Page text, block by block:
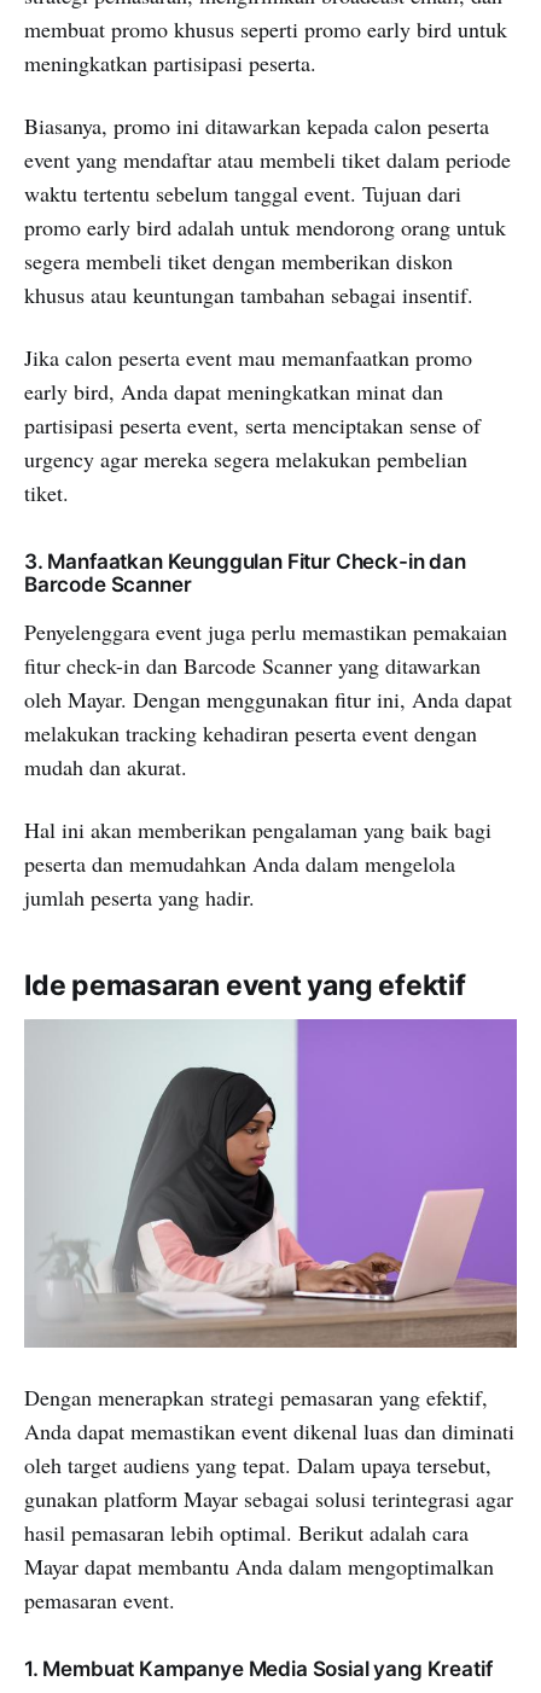
membuat promo khusus seperti promo early bird untuk
meningkatkan partisipasi peserta.
Biasanya, promo ini ditawarkan kepada calon peserta
event yang mendaftar atau membeli tiket dalam periode
waktu tertentu sebelum tanggal event. Tujuan dari
promo early bird adalah untuk mendorong orang untuk
segera membeli tiket dengan memberikan diskon
khusus atau keuntungan tambahan sebagai insentif.
Jika calon peserta event mau memanfaatkan promo
early bird, Anda dapat meningkatkan minat dan
partisipasi peserta event, serta menciptakan sense of
urgency agar mereka segera melakukan pembelian
tiket.
3. Manfaatkan Keunggulan Fitur Check-in dan
Barcode Scanner
Penyelenggara event juga perlu memastikan pemakaian
fitur check-in dan Barcode Scanner yang ditawarkan
oleh Mayar. Dengan menggunakan fitur ini, Anda dapat
melakukan tracking kehadiran peserta event dengan
mudah dan akurat.
Hal ini akan memberikan pengalaman yang baik bagi
peserta dan memudahkan Anda dalam mengelola
jumlah peserta yang hadir.
Ide pemasaran event yang efektif
Dengan menerapkan strategi pemasaran yang efektif,
Anda dapat memastikan event dikenal luas dan diminati
oleh target audiens yang tepat. Dalam upaya tersebut,
gunakan platform Mayar sebagai solusi terintegrasi agar
hasil pemasaran lebih optimal. Berikut adalah cara
Mayar dapat membantu Anda dalam mengoptimalkan
pemasaran event.
1. Membuat Kampanye Media Sosial yang Kreatif